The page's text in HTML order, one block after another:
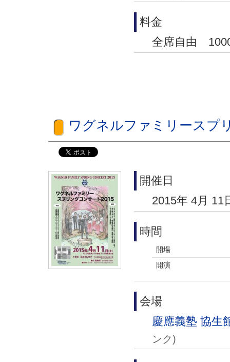
料金
全席自由
ワグネルファミリースプ
開催日
2015年 4月 11
時間
開場
開演
会場
慶應義塾 協生
ンク)